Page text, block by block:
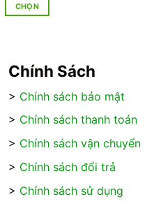
CHỌN
có
nhiều
biến
Các
tùy
có
được
Chính Sách
> Chính sách bảo mật
> Chính sách thanh toán
> Chính sách vận chuyển
> Chính sách đổi trả
> Chính sách sử dụng